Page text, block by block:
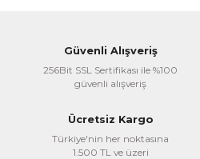
Güvenli Alışveriş
256Bit SSL Sertifikası ile %100
güvenli alışveriş
Ücretsiz Kargo
Türkiye'nin her noktasına
1.500 TL ve üzeri